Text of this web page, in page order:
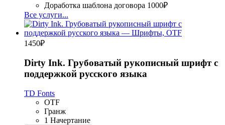
Доработка шаблона договора 1000₽
Все услуги...
1450₽
Dirty Ink. Грубоватый рукописный шрифт с
поддержкой русского языка
TD Fonts
OTF
Гранж
1 Начертание